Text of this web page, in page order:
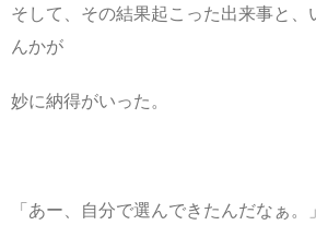
そして、その結果起こった出来事と、
んかが
妙に納得がいった。
「あー、自分で選んできたんだなぁ。